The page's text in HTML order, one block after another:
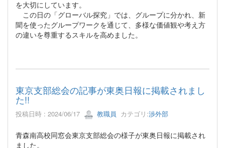
を大切にしています。
この日の「グローバル探究」では、グループに分かれ、新
聞を使ったグループワークを通じて、多様な価値観や考え方
の違いを尊重するスキルを高めました。
東京支部総会の記事が東奥日報に掲載されまし
た!!
投稿日時 : 2024/06/17 教職員 カテゴリ:渉外部
青森南高校同窓会東京支部総会の様子が東奥日報に掲載され
ました。